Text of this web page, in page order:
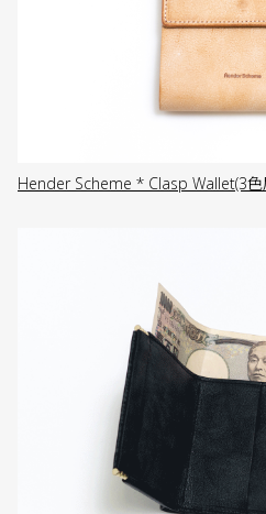
Hender Scheme * Clasp Wallet(3